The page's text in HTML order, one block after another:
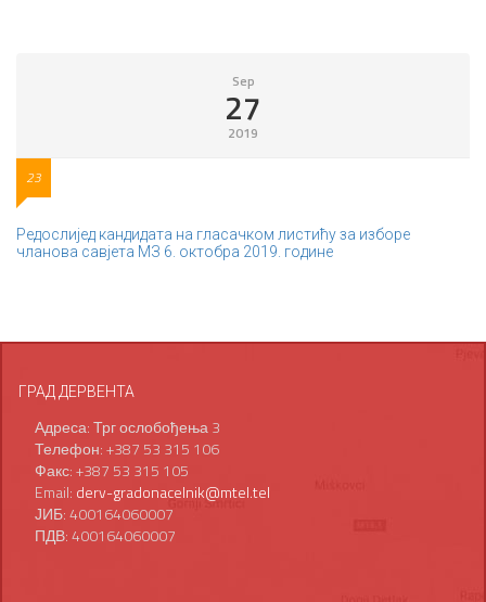
Sep
27
2019
23
Редослијед кандидата на гласачком листићу за изборе
чланова савјета МЗ 6. октобра 2019. године
ГРАД ДЕРВЕНТА
Адреса: Трг ослобођења 3
Телефон: +387 53 315 106
Факс: +387 53 315 105
Email: derv-gradonacelnik@mtel.tel
ЈИБ: 400164060007
ПДВ: 400164060007